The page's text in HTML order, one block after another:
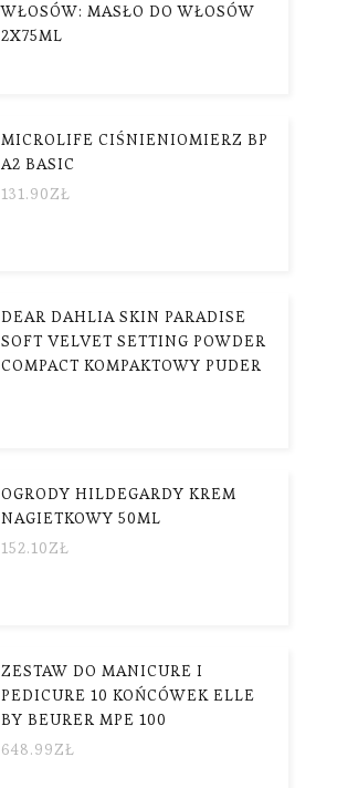
WŁOSÓW: MASŁO DO WŁOSÓW
2X75ML
MICROLIFE CIŚNIENIOMIERZ BP
A2 BASIC
131.90ZŁ
DEAR DAHLIA SKIN PARADISE
SOFT VELVET SETTING POWDER
COMPACT KOMPAKTOWY PUDER
OGRODY HILDEGARDY KREM
NAGIETKOWY 50ML
152.10ZŁ
ZESTAW DO MANICURE I
PEDICURE 10 KOŃCÓWEK ELLE
BY BEURER MPE 100
648.99ZŁ